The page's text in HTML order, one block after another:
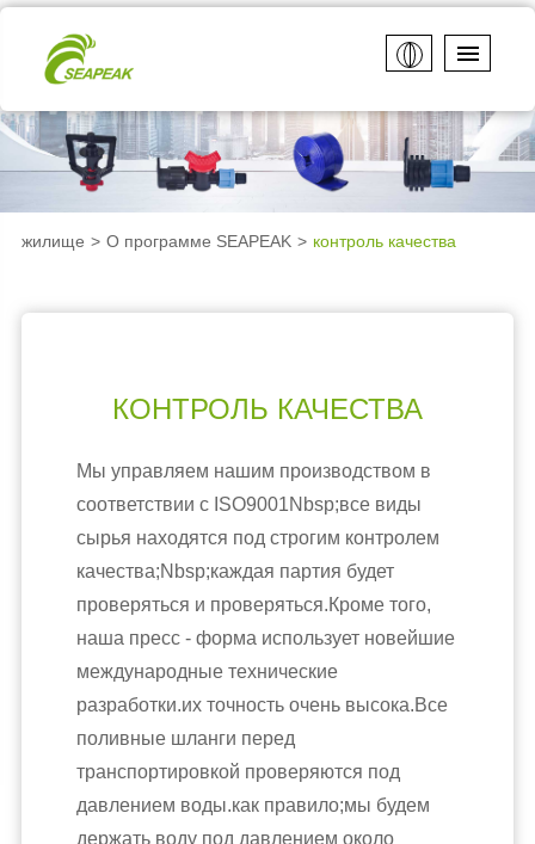
жилище О программе SEAPEAK контроль качества
КОНТРОЛЬ КАЧЕСТВА
Мы управляем нашим производством в
соответствии с ISO9001Nbsp;все виды
сырья находятся под строгим контролем
качества;Nbsp;каждая партия будет
проверяться и проверяться.Кроме того,
наша пресс - форма использует новейшие
международные технические
разработки.их точность очень высока.Все
поливные шланги перед
транспортировкой проверяются под
давлением воды.как правило;мы будем
держать воду под давлением около